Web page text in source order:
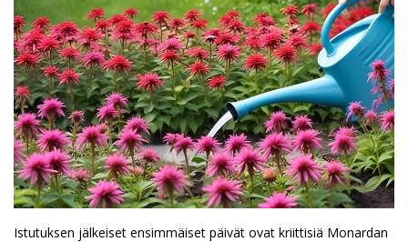
Istutuksen jälkeiset ensimmäiset päivät ovat kriittisiä Monardan